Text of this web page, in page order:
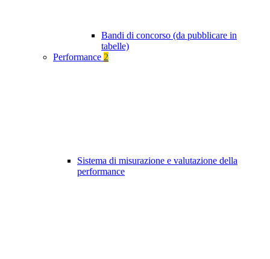
Bandi di concorso (da pubblicare in
tabelle)
Performance 2
Sistema di misurazione e valutazione della
performance